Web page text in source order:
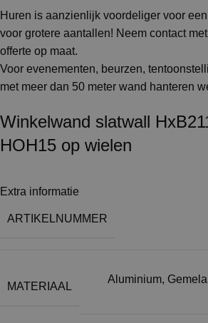
Huren is aanzienlijk voordeliger voor
voor grotere aantallen! Neem contact
offerte op maat.
Voor evenementen, beurzen,
met meer dan 50 meter wand hanteren
Winkelwand slatwall
HOH15 op wielen
Extra informatie
ARTIKELNUMMER
MATERIAAL
Aluminium,